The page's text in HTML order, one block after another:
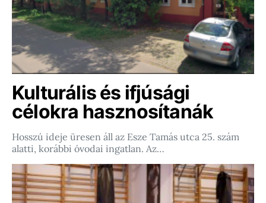
Kulturális és ifjúsági
célokra hasznosítanák
Hosszú ideje üresen áll az Esze Tamás utca 25. szám
alatti, korábbi óvodai ingatlan. Az…